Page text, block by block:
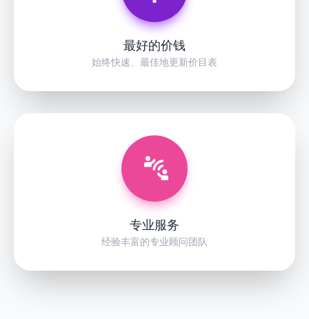
最好的价钱
始终快速、最佳地更新价目表
专业服务
经验丰富的专业顾问团队